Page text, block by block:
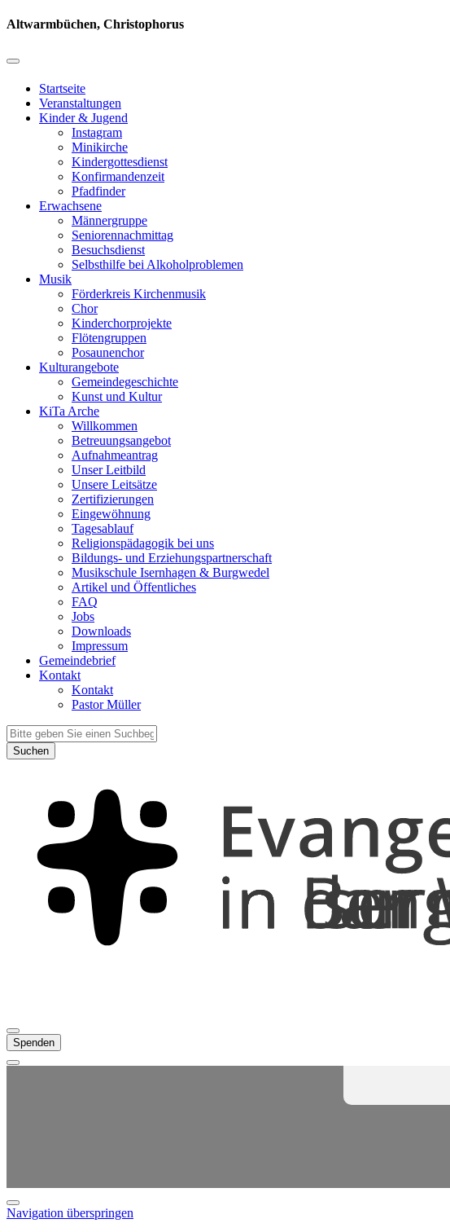
Altwarmbüchen, Christophorus
Startseite
Veranstaltungen
Kinder & Jugend
Instagram
Minikirche
Kindergottesdienst
Konfirmandenzeit
Pfadfinder
Erwachsene
Männergruppe
Seniorennachmittag
Besuchsdienst
Selbsthilfe bei Alkoholproblemen
Musik
Förderkreis Kirchenmusik
Chor
Kinderchorprojekte
Flötengruppen
Posaunenchor
Kulturangebote
Gemeindegeschichte
Kunst und Kultur
KiTa Arche
Willkommen
Betreuungsangebot
Aufnahmeantrag
Unser Leitbild
Unsere Leitsätze
Zertifizierungen
Eingewöhnung
Tagesablauf
Religionspädagogik bei uns
Bildungs- und Erziehungspartnerschaft
Musikschule Isernhagen & Burgwedel
Artikel und Öffentliches
FAQ
Jobs
Downloads
Impressum
Gemeindebrief
Kontakt
Kontakt
Pastor Müller
Suchen
Spenden
Navigation überspringen